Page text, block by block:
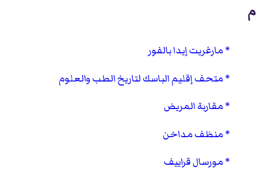
م
مارغريت إيدا بالفور
متحف إقليم الباسك لتاريخ الطب والعلوم
مقاربة المريض
منظف مداخن
مورسال قراييف